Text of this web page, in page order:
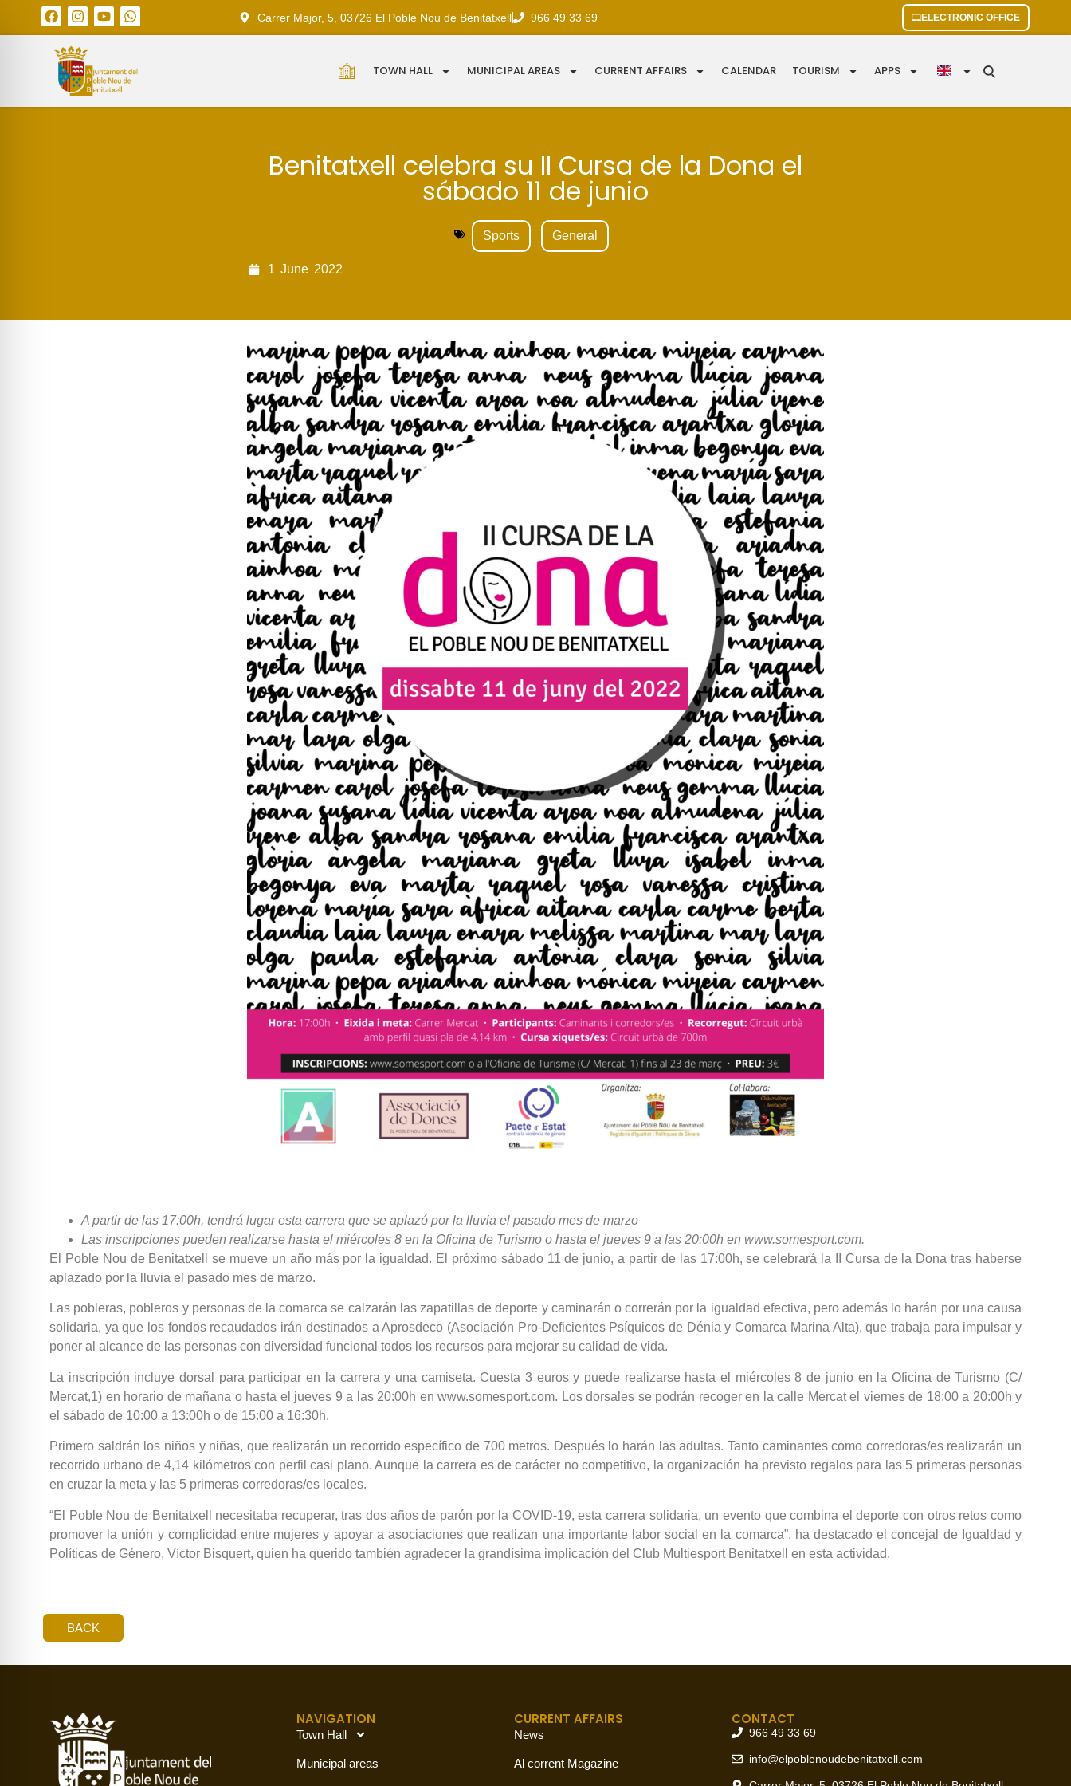
Carrer Major, 5, 03726 El Poble Nou de Benitatxell 966 49 33 69 ELECTRONIC OFFICE
TOWN HALL MUNICIPAL AREAS CURRENT AFFAIRS CALENDAR TOURISM APPS
Benitatxell celebra su II Cursa de la Dona el
sábado 11 de junio
Sports General
1 June 2022
A partir de las 17:00h, tendrá lugar esta carrera que se aplazó por la lluvia el pasado mes de marzo
Las inscripciones pueden realizarse hasta el miércoles 8 en la Oficina de Turismo o hasta el jueves 9 a las 20:00h en www.somesport.com.
El Poble Nou de Benitatxell se mueve un año más por la igualdad. El próximo sábado 11 de junio, a partir de las 17:00h, se celebrará la II Cursa de la Dona tras haberse
aplazado por la lluvia el pasado mes de marzo.
Las pobleras, pobleros y personas de la comarca se calzarán las zapatillas de deporte y caminarán o correrán por la igualdad efectiva, pero además lo harán por una causa
solidaria, ya que los fondos recaudados irán destinados a Aprosdeco (Asociación Pro-Deficientes Psíquicos de Dénia y Comarca Marina Alta), que trabaja para impulsar y
poner al alcance de las personas con diversidad funcional todos los recursos para mejorar su calidad de vida.
La inscripción incluye dorsal para participar en la carrera y una camiseta. Cuesta 3 euros y puede realizarse hasta el miércoles 8 de junio en la Oficina de Turismo (C/
Mercat,1) en horario de mañana o hasta el jueves 9 a las 20:00h en www.somesport.com. Los dorsales se podrán recoger en la calle Mercat el viernes de 18:00 a 20:00h y
el sábado de 10:00 a 13:00h o de 15:00 a 16:30h.
Primero saldrán los niños y niñas, que realizarán un recorrido específico de 700 metros. Después lo harán las adultas. Tanto caminantes como corredoras/es realizarán un
recorrido urbano de 4,14 kilómetros con perfil casi plano. Aunque la carrera es de carácter no competitivo, la organización ha previsto regalos para las 5 primeras personas
en cruzar la meta y las 5 primeras corredoras/es locales.
“El Poble Nou de Benitatxell necesitaba recuperar, tras dos años de parón por la COVID-19, esta carrera solidaria, un evento que combina el deporte con otros retos como
promover la unión y complicidad entre mujeres y apoyar a asociaciones que realizan una importante labor social en la comarca”, ha destacado el concejal de Igualdad y
Políticas de Género, Víctor Bisquert, quien ha querido también agradecer la grandísima implicación del Club Multiesport Benitatxell en esta actividad.
BACK
NAVIGATION
Town Hall
Municipal areas
CURRENT AFFAIRS
News
Al corrent Magazine
CONTACT
966 49 33 69
info@elpoblenoudebenitatxell.com